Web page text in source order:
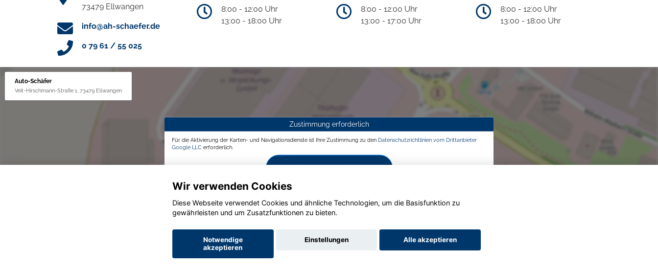
73479 Ellwangen
info@ah-schaefer.de
0 79 61 / 55 025
8:00 - 12:00 Uhr
13:00 - 18:00 Uhr
8:00 - 12:00 Uhr
13:00 - 17:00 Uhr
8:00 - 12:00 Uhr
13:00 - 18:00 Uhr
Auto-Schäfer
Veit-Hirschmann-Straße 1, 73479 Ellwangen
Zustimmung erforderlich
Für die Aktivierung der Karten- und Navigationsdienste ist Ihre Zustimmung zu den Datenschutzrichtlinien vom Drittanbieter
Google LLC erforderlich.
Zustimmen und aktivieren
Wir verwenden Cookies
Diese Webseite verwendet Cookies und ähnliche Technologien, um die Basisfunktion zu
gewährleisten und um Zusatzfunktionen zu bieten.
Notwendige
akzeptieren
Einstellungen Alle akzeptieren